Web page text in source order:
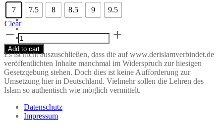
7
7.5 8 8.5 9
9.5
Clear
Air
Force
1
Leather
quantity
Add to cart
Es ist nicht auszuschließen, dass die auf www.derislamverbindet.de
veröffentlichten Inhalte manchmal im Widerspruch zur hiesigen
Gesetzgebung stehen. Doch dies ist keine Aufforderung zur
Umsetzung hier in Deutschland. Vielmehr sollen die Lehren des
Islam so authentisch wie möglich vermittelt.
Datenschutz
Impressum